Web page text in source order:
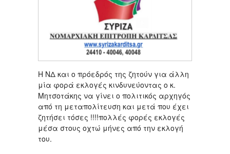
Η ΝΔ και ο πρόεδρός της ζητούν για άλλη
μία φορά εκλογές κινδυνεύοντας ο κ.
Μητσοτάκης να γίνει ο πολιτικός αρχηγός
από τη μεταπολίτευση και μετά που έχει
ζητήσει τόσες !!!!πολλές φορές εκλογές
μέσα στους οχτώ μήνες από την εκλογή
του.